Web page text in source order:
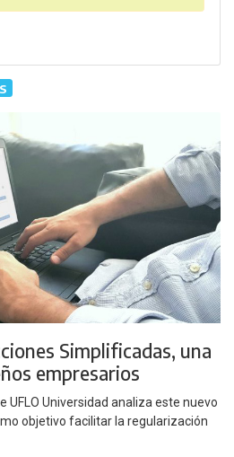
Simplificadas, una
empresarios
UFLO Universidad analiza este nuevo
objetivo facilitar la regularización